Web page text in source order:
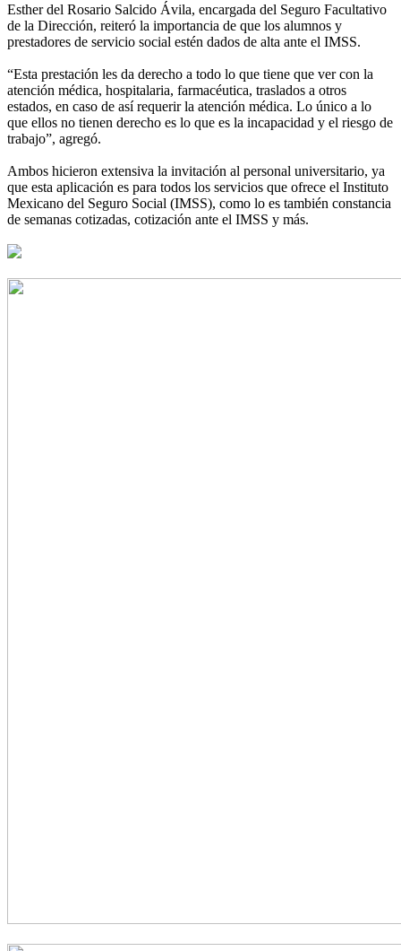
Esther del Rosario Salcido Ávila, encargada del Seguro Facultativo
de la Dirección, reiteró la importancia de que los alumnos y
prestadores de servicio social estén dados de alta ante el IMSS.
“Esta prestación les da derecho a todo lo que tiene que ver con la
atención médica, hospitalaria, farmacéutica, traslados a otros
estados, en caso de así requerir la atención médica. Lo único a lo
que ellos no tienen derecho es lo que es la incapacidad y el riesgo de
trabajo”, agregó.
Ambos hicieron extensiva la invitación al personal universitario, ya
que esta aplicación es para todos los servicios que ofrece el Instituto
Mexicano del Seguro Social (IMSS), como lo es también constancia
de semanas cotizadas, cotización ante el IMSS y más.